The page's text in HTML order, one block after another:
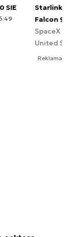
SIE
Starlink
Falcon 9
SpaceX
United
Reklama